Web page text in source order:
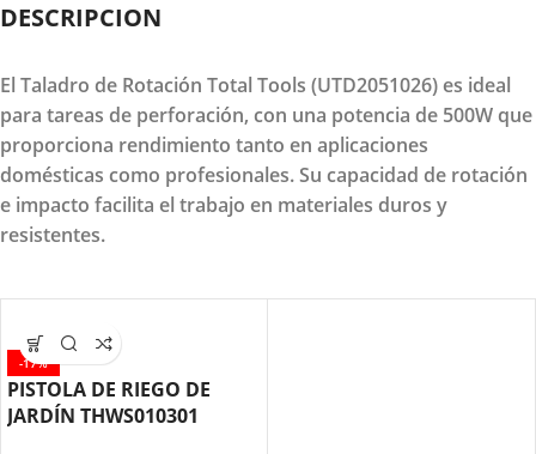
DESCRIPCION
El Taladro de Rotación Total Tools (UTD2051026) es ideal
para tareas de perforación, con una potencia de 500W que
proporciona rendimiento tanto en aplicaciones
domésticas como profesionales. Su capacidad de rotación
e impacto facilita el trabajo en materiales duros y
resistentes.
-17%
PISTOLA DE RIEGO DE
JARDÍN THWS010301